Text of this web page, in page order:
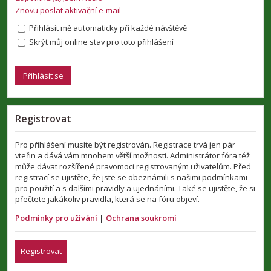
Znovu poslat aktivační e-mail
Přihlásit mě automaticky při každé návštěvě
Skrýt můj online stav pro toto přihlášení
Registrovat
Pro přihlášení musíte být registrován. Registrace trvá jen pár
vteřin a dává vám mnohem větší možnosti. Administrátor fóra též
může dávat rozšířené pravomoci registrovaným uživatelům. Před
registrací se ujistěte, že jste se obeznámili s našimi podmínkami
pro použití a s dalšími pravidly a ujednáními. Také se ujistěte, že si
přečtete jakákoliv pravidla, která se na fóru objeví.
Podmínky pro užívání | Ochrana soukromí
Registrovat